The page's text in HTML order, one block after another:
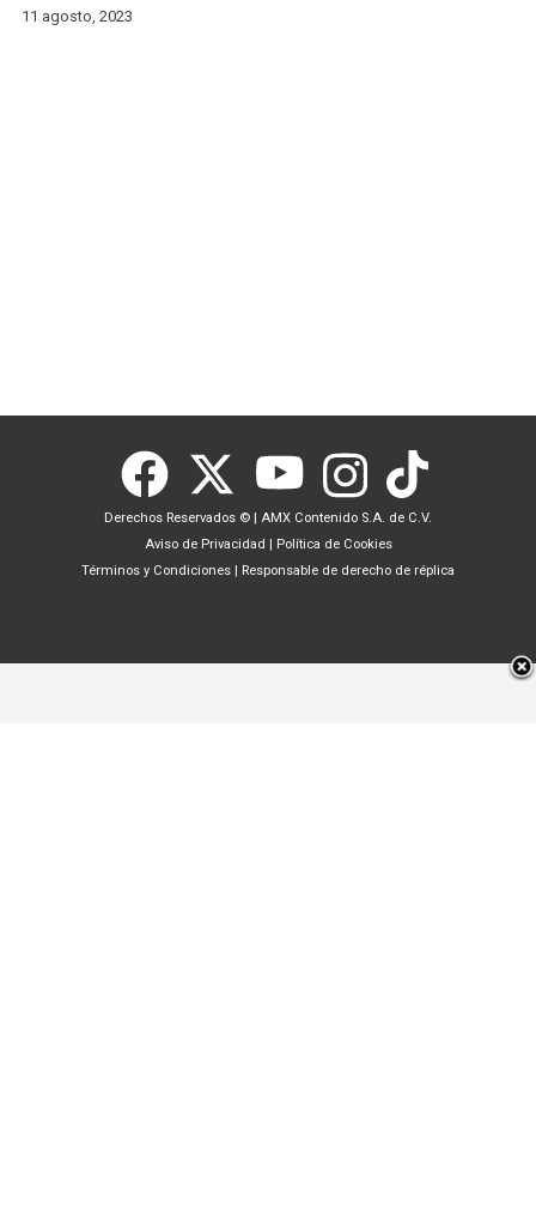
11 agosto, 2023
Derechos Reservados © | AMX Contenido S.A. de C.V.
Aviso de Privacidad | Política de Cookies
Términos y Condiciones | Responsable de derecho de réplica